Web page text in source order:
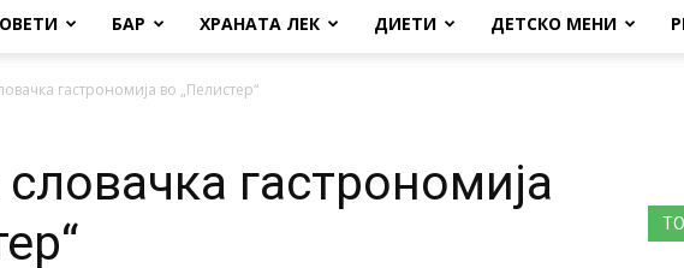
БАР ХРАНАТА ЛЕК ДИЕТИ ДЕТСКО МЕНИ
гастрономија во „Пелистер“
гастрономија